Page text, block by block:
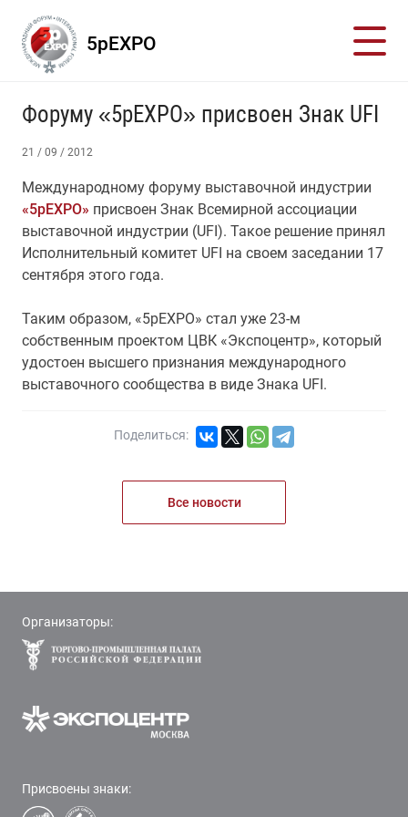
5pEXPO
Форуму «5рЕХРО» присвоен Знак UFI
21 / 09 / 2012
Международному форуму выставочной индустрии
«5рЕХРО» присвоен Знак Всемирной ассоциации
выставочной индустрии (UFI). Такое решение принял
Исполнительный комитет UFI на своем заседании 17
сентября этого года.
Таким образом, «5рЕХРО» стал уже 23-м
собственным проектом ЦВК «Экспоцентр», который
удостоен высшего признания международного
выставочного сообщества в виде Знака UFI.
Поделиться:
Все новости
Организаторы:
Присвоены знаки: